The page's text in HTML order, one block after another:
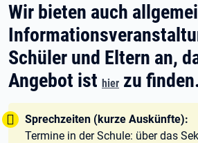
Wir bieten auch
Schüler und Eltern an,
Angebot ist hier zu
Tipp:
Sprechzeiten (kurze Auskünfte):
Termine in der Schule: über das